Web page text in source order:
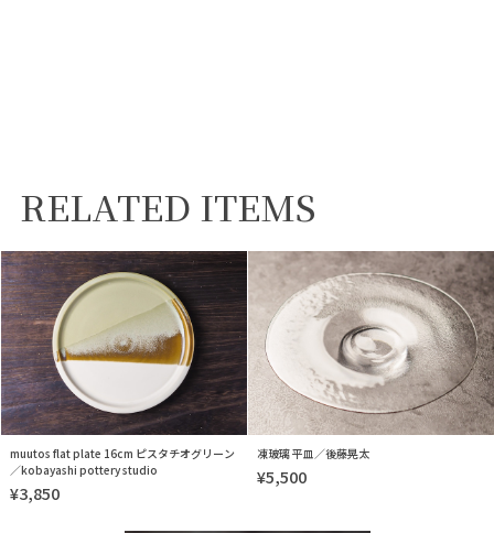
RELATED ITEMS
muutos flat plate 16cm ピスタチオグリーン
／kobayashi pottery studio
¥3,850
凍玻璃 平皿／後藤晃太
¥5,500